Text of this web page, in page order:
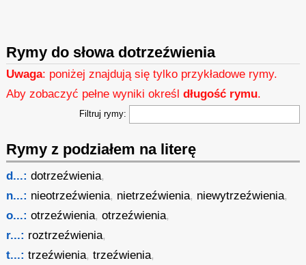
Rymy do słowa dotrzeźwienia
Uwaga: poniżej znajdują się tylko przykładowe rymy.
Aby zobaczyć pełne wyniki określdługość rymu.
Filtruj rymy:
Rymy z podziałem na literę
d...: dotrzeźwienia,
n...: nieotrzeźwienia, nietrzeźwienia, niewytrzeźwienia,
o...: otrzeźwienia,otrzeźwienia,
r...: roztrzeźwienia,
t...: trzeźwienia,trzeźwienia,